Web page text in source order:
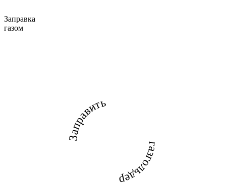
Заправка
газом
Заправить
газгольдер